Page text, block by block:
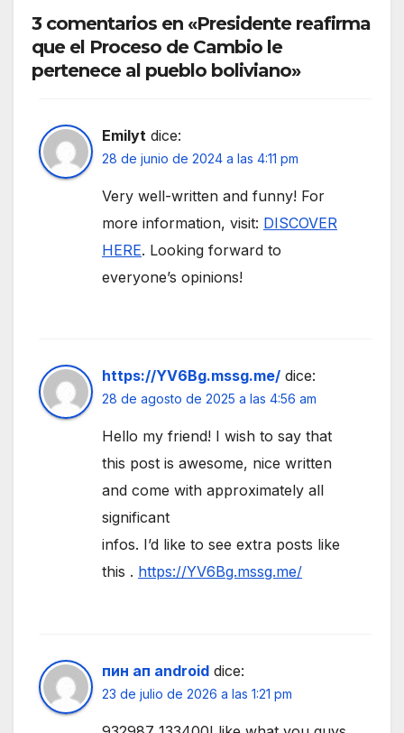
3 comentarios en «Presidente reafirma
que el Proceso de Cambio le
pertenece al pueblo boliviano»
Emilyt dice:
28 de junio de 2024 a las 4:11 pm
Very well-written and funny! For
more information, visit: DISCOVER
HERE. Looking forward to
everyone’s opinions!
https://YV6Bg.mssg.me/ dice:
28 de agosto de 2025 a las 4:56 am
Hello my friend! I wish to say that
this post is awesome, nice written
and come with approximately all
significant
infos. I’d like to see extra posts like
this . https://YV6Bg.mssg.me/
пин ап android dice:
23 de julio de 2026 a las 1:21 pm